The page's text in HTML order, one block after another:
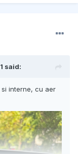
said:
interne, cu aer